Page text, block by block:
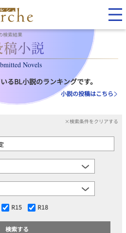
検索結果
Novels
るBL小説のランキングです。
小説の投稿はこちら
×検索条件をクリアする
R15 R18